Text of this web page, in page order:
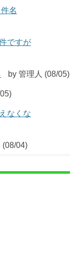
名
ですが
by 管理人 (08/05)
なくな
(08/04)